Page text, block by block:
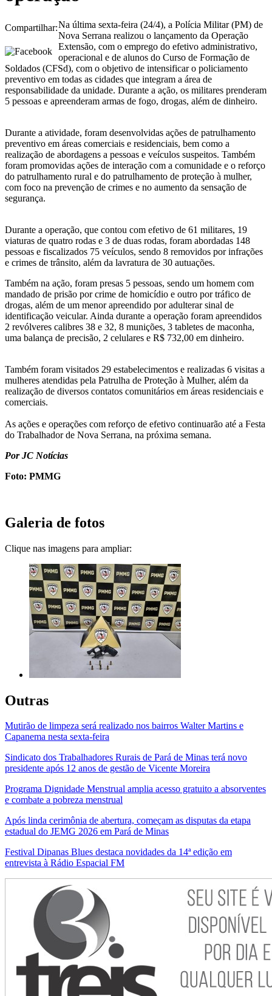
Compartilhar:Na última sexta-feira (24/4), a Polícia Militar (PM) de
Nova Serrana realizou o lançamento da Operação
Extensão, com o emprego do efetivo administrativo,
operacional e de alunos do Curso de Formação de
Soldados (CFSd), com o objetivo de intensificar o policiamento
preventivo em todas as cidades que integram a área de
responsabilidade da unidade. Durante a ação, os militares prenderam
5 pessoas e apreenderam armas de fogo, drogas, além de dinheiro.
Durante a atividade, foram desenvolvidas ações de patrulhamento
preventivo em áreas comerciais e residenciais, bem como a
realização de abordagens a pessoas e veículos suspeitos. Também
foram promovidas ações de interação com a comunidade e o reforço
do patrulhamento rural e do patrulhamento de proteção à mulher,
com foco na prevenção de crimes e no aumento da sensação de
segurança.
Durante a operação, que contou com efetivo de 61 militares, 19
viaturas de quatro rodas e 3 de duas rodas, foram abordadas 148
pessoas e fiscalizados 75 veículos, sendo 8 removidos por infrações
e crimes de trânsito, além da lavratura de 30 autuações.
Também na ação, foram presas 5 pessoas, sendo um homem com
mandado de prisão por crime de homicídio e outro por tráfico de
drogas, além de um menor apreendido por adulterar sinal de
identificação veicular. Ainda durante a operação foram apreendidos
2 revólveres calibres 38 e 32, 8 munições, 3 tabletes de maconha,
uma balança de precisão, 2 celulares e R$ 732,00 em dinheiro.
Também foram visitados 29 estabelecimentos e realizadas 6 visitas a
mulheres atendidas pela Patrulha de Proteção à Mulher, além da
realização de diversos contatos comunitários em áreas residenciais e
comerciais.
As ações e operações com reforço de efetivo continuarão até a Festa
do Trabalhador de Nova Serrana, na próxima semana.
Por JC Notícias
Foto: PMMG
Galeria de fotos
Clique nas imagens para ampliar:
Outras
Mutirão de limpeza será realizado nos bairros Walter Martins e
Capanema nesta sexta-feira
Sindicato dos Trabalhadores Rurais de Pará de Minas terá novo
presidente após 12 anos de gestão de Vicente Moreira
Programa Dignidade Menstrual amplia acesso gratuito a absorventes
e combate a pobreza menstrual
Após linda cerimônia de abertura, começam as disputas da etapa
estadual do JEMG 2026 em Pará de Minas
Festival Dipanas Blues destaca novidades da 14ª edição em
entrevista à Rádio Espacial FM